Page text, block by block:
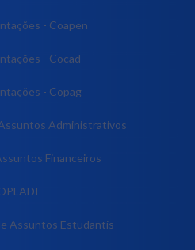
- Coapen
- Cocad
- Copag
Administrativos
Financeiros
Assuntos Estudantis